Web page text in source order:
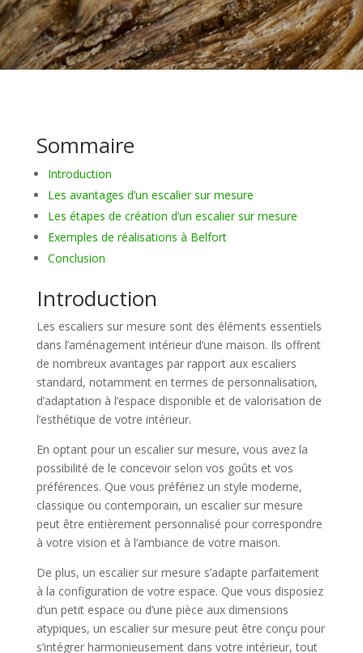
Sommaire
Introduction
Les avantages d’un escalier sur mesure
Les étapes de création d’un escalier sur mesure
Exemples de réalisations à Belfort
Conclusion
Introduction
Les escaliers sur mesure sont des éléments essentiels
dans l’aménagement intérieur d’une maison. Ils offrent
de nombreux avantages par rapport aux escaliers
standard, notamment en termes de personnalisation,
d’adaptation à l’espace disponible et de valorisation de
l’esthétique de votre intérieur.
En optant pour un escalier sur mesure, vous avez la
possibilité de le concevoir selon vos goûts et vos
préférences. Que vous préfériez un style moderne,
classique ou contemporain, un escalier sur mesure
peut être entièrement personnalisé pour correspondre
à votre vision et à l’ambiance de votre maison.
De plus, un escalier sur mesure s’adapte parfaitement
à la configuration de votre espace. Que vous disposiez
d’un petit espace ou d’une pièce aux dimensions
atypiques, un escalier sur mesure peut être conçu pour
s’intégrer harmonieusement dans votre intérieur, tout